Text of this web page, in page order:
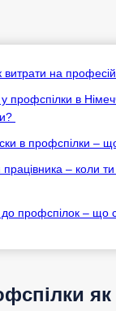
витрати на
профспілки в
в профспілки
– коли
до профспілок –